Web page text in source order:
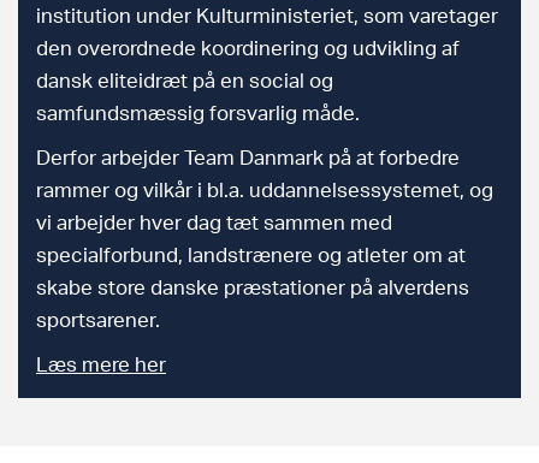
institution under Kulturministeriet, som varetager
den overordnede koordinering og udvikling af
dansk eliteidræt på en social og
samfundsmæssig forsvarlig måde.
Derfor arbejder Team Danmark på at forbedre
rammer og vilkår i bl.a. uddannelsessystemet, og
vi arbejder hver dag tæt sammen med
specialforbund, landstrænere og atleter om at
skabe store danske præstationer på alverdens
sportsarener.
Læs mere her